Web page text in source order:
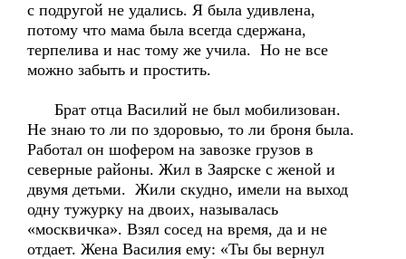
с подругой не удались. Я была удивлена,
потому что мама была всегда сдержана,
терпелива и нас тому же учила. Но не все
можно забыть и простить.
Брат отца Василий не был мобилизован.
Не знаю то ли по здоровью, то ли броня была.
Работал он шофером на завозке грузов в
северные районы. Жил в Заярске с женой и
двумя детьми. Жили скудно, имели на выход
одну тужурку на двоих, называлась
«москвичка». Взял сосед на время, да и не
отдает. Жена Василия ему: «Ты бы вернул